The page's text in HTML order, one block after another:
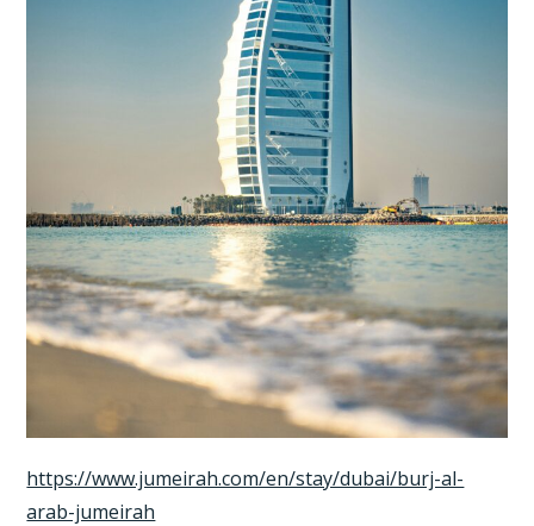
https://www.jumeirah.com/en/stay/dubai/burj-al-
arab-jumeirah